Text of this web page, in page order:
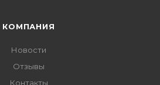
КОМПАНИЯ
Новости
Отзывы
Контакты